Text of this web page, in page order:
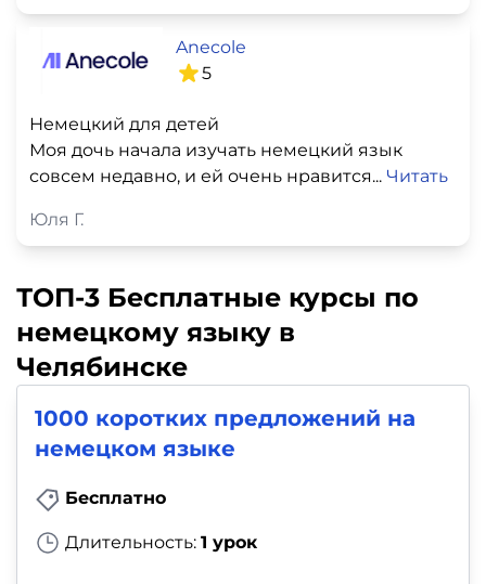
Anecole
5
Немецкий для детей
Моя дочь начала изучать немецкий язык
совсем недавно, и ей очень нравится... Читать
Юля Г.
ТОП-3 Бесплатные курсы по
немецкому языку в
Челябинске
1000 коротких предложений на
немецком языке
Бесплатно
Длительность: 1 урок